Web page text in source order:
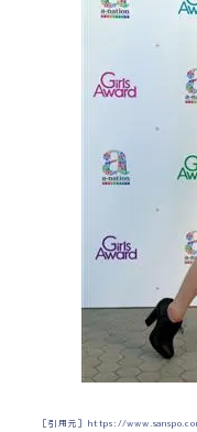
［引用元］https://